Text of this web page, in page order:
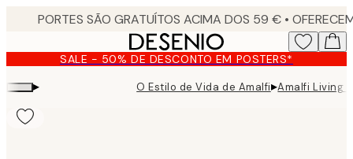
content. SALE - 50% DE DESCONTO EM POSTERS*
▸ O Estilo de Vida de Amalfi▸Amalfi Living